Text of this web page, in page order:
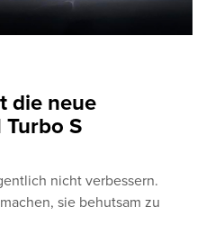
die neue
Turbo S
nicht verbessern.
sie behutsam zu